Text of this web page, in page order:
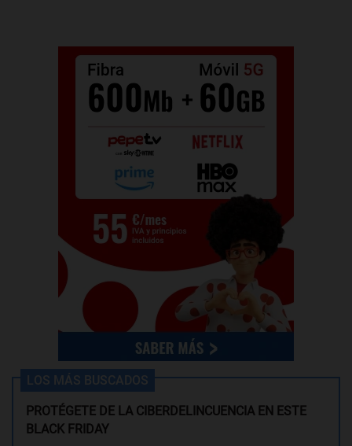
LOS MÁS BUSCADOS
PROTÉGETE DE LA CIBERDELINCUENCIA EN ESTE
BLACK FRIDAY